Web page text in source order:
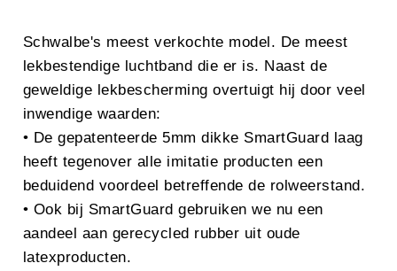
Schwalbe's meest verkochte model. De meest
lekbestendige luchtband die er is. Naast de
geweldige lekbescherming overtuigt hij door veel
inwendige waarden:
• De gepatenteerde 5mm dikke SmartGuard laag
heeft tegenover alle imitatie producten een
beduidend voordeel betreffende de rolweerstand.
• Ook bij SmartGuard gebruiken we nu een
aandeel aan gerecycled rubber uit oude
latexproducten.